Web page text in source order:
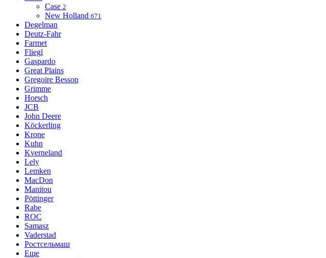
Case 2
New Holland 671
Degelman
Deutz-Fahr
Farmet
Fliegl
Gaspardo
Great Plains
Gregoire Besson
Grimme
Horsch
JCB
John Deere
Köckerling
Krone
Kuhn
Kverneland
Lely
Lemken
MacDon
Manitou
Pöttinger
Rabe
ROC
Samasz
Vaderstad
Ростсельмаш
Еще